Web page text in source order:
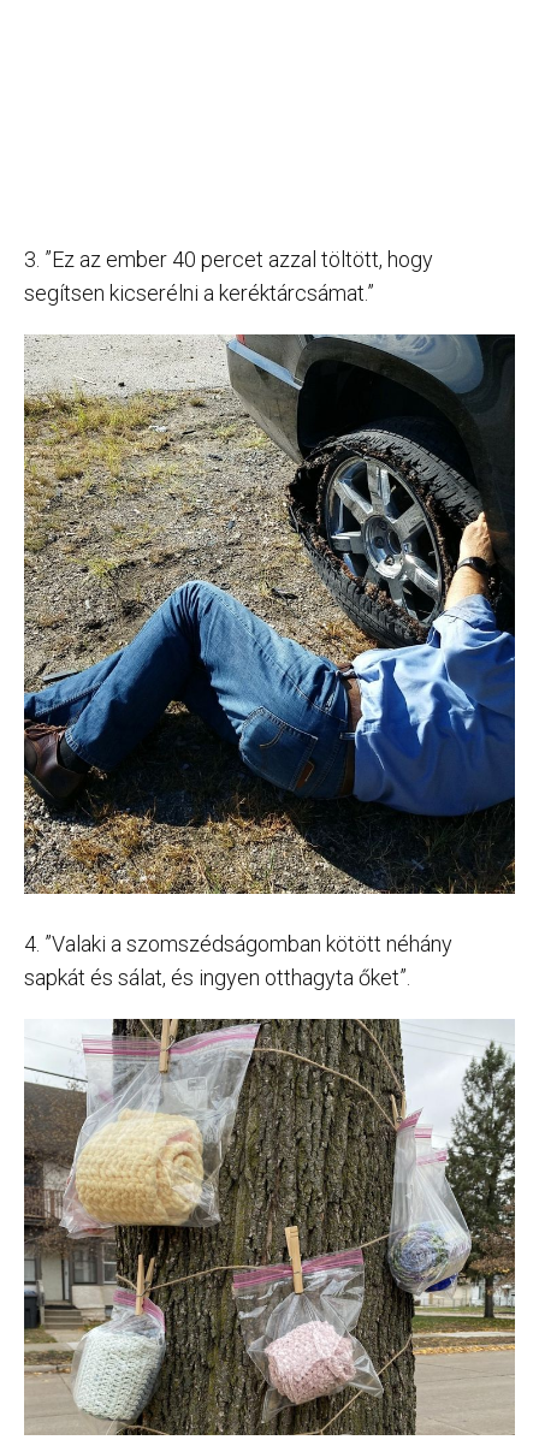
3. ”Ez az ember 40 percet azzal töltött, hogy
segítsen kicserélni a keréktárcsámat.”
4. ”Valaki a szomszédságomban kötött néhány
sapkát és sálat, és ingyen otthagyta őket”.